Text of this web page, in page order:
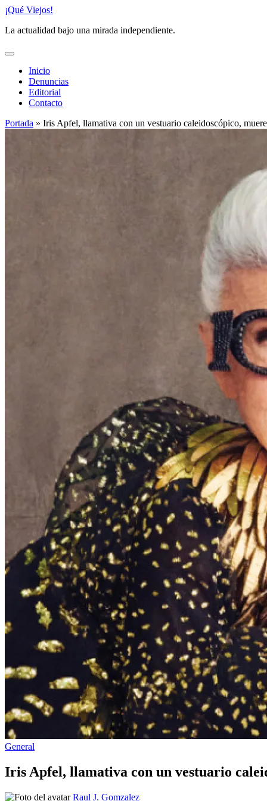
Saltar
contenido
¡Qué Viejos!
La actualidad bajo una mirada independiente.
Inicio
Denuncias
Editorial
Contacto
Portada » Iris Apfel, llamativa con un vestuario caleidoscópico,
Publicado
General
Iris Apfel, llamativa con un vestuario
Publicado Raul J. Gomzalez